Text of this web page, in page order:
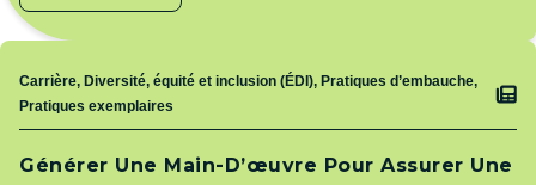
Générer Une Main-D’œuvre Pour Assurer Une
Sujet
Carrière, Diversité, équité et inclusion (ÉDI), Pratiques d’embauche,
Pratiques exemplaires